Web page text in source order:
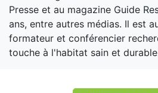
Presse et au magazine Guide
ans, entre autres médias. Il est
formateur et conférencier
touche à l'habitat sain et